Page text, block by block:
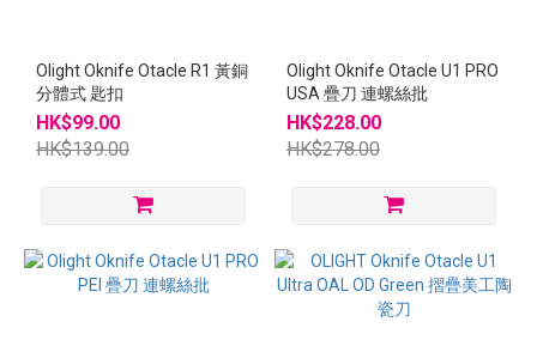
Olight Oknife Otacle R1 黃銅
分體式 匙扣
HK$99.00
HK$139.00
Olight Oknife Otacle U1 PRO
USA 疊刀 連螺絲批
HK$228.00
HK$278.00